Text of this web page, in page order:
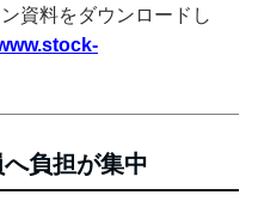
資料をダウンロードし
負担が集中